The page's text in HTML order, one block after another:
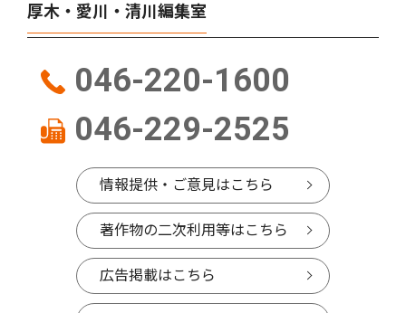
厚木・愛川・清川編集室
046-220-1600
046-229-2525
情報提供・ご意見はこちら
著作物の二次利用等はこちら
広告掲載はこちら